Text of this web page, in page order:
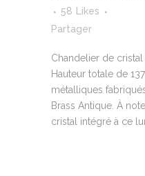
58 Likes
Partager
Chandelier de
Hauteur totale de
métalliques
Brass Antique. À
cristal intégré à ce